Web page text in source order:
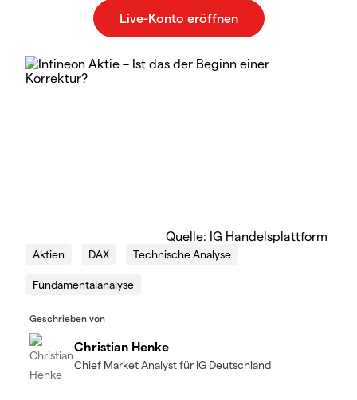
Quelle: IG Handelsplattform
Aktien DAX Technische Analyse
Fundamentalanalyse
Geschrieben von
Christian Henke
Chief Market Analyst für IG Deutschland